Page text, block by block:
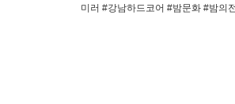
미러 #강남하드코어 #밤문화 #밤의